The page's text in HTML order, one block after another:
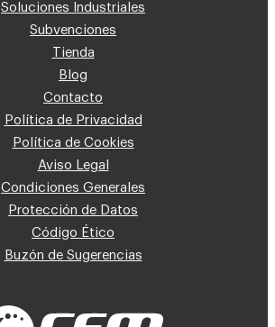
Soluciones Industriales
Subvenciones
Tienda
Blog
Contacto
Política de Privacidad
Política de Cookies
Aviso Legal
Condiciones Generales
Protección de Datos
Código Ético
Buzón de Sugerencias